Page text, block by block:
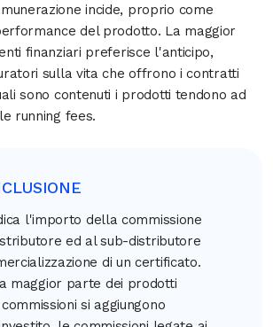
incide, proprio come
del prodotto. La maggior
finanziari preferisce l'anticipo,
sulla vita che offrono i contratti
sono contenuti i prodotti tendono ad
running fees.
l'importo della commissione
ed al sub-distributore
di un certificato.
maggior parte dei prodotti
si aggiungono